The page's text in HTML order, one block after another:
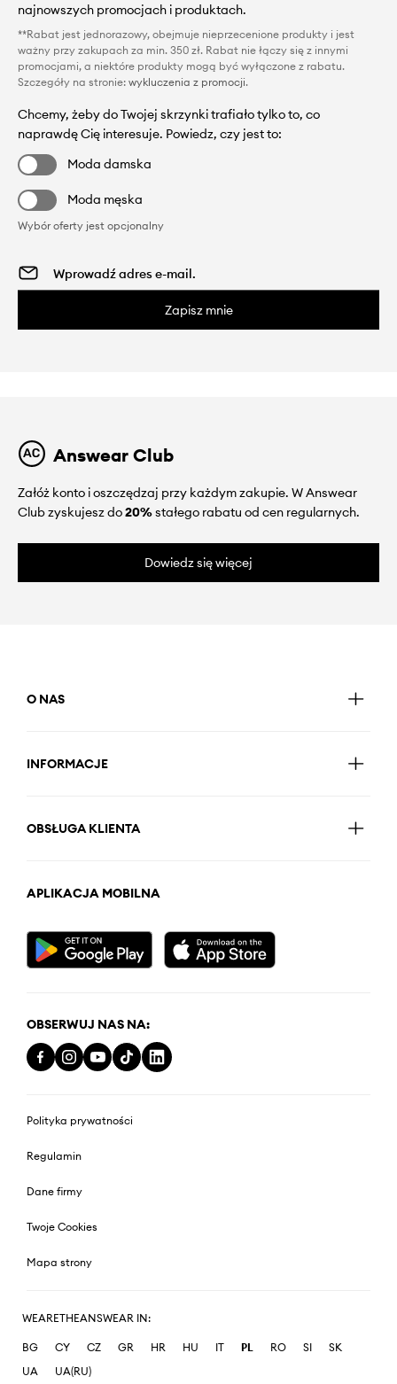
najnowszych promocjach i produktach.
**Rabat jest jednorazowy, obejmuje nieprzecenione produkty i jest
ważny przy zakupach za min. 350 zł. Rabat nie łączy się z innymi
promocjami, a niektóre produkty mogą być wyłączone z rabatu.
Szczegóły na stronie: wykluczenia z promocji.
Chcemy, żeby do Twojej skrzynki trafiało tylko to, co
naprawdę Cię interesuje. Powiedz, czy jest to:
Moda damska
Moda męska
Wybór oferty jest opcjonalny
Zapisz mnie
Answear Club
Załóż konto i oszczędzaj przy każdym zakupie. W Answear
Club zyskujesz do20%stałego rabatu od cen regularnych.
Dowiedz się więcej
O NAS
INFORMACJE
OBSŁUGA KLIENTA
APLIKACJA MOBILNA
OBSERWUJ NAS NA:
Polityka prywatności
Regulamin
Dane firmy
Twoje Cookies
Mapa strony
WEARETHEANSWEAR IN:
BG CY CZ GR HR HU IT PL RO SI
SK
UA
UA(RU)